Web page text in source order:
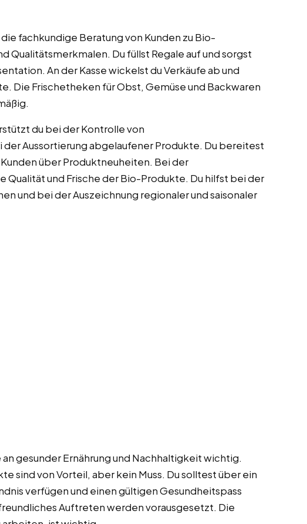
fachkundige Beratung von Kunden zu Bio-
Qualitätsmerkmalen. Du füllst Regale auf und sorgst
An der Kasse wickelst du Verkäufe ab und
Die Frischetheken für Obst, Gemüse und Backwaren
du bei der Kontrolle von
Aussortierung abgelaufener Produkte. Du bereitest
über Produktneuheiten. Bei der
Qualität und Frische der Bio-Produkte. Du hilfst bei der
und bei der Auszeichnung regionaler und saisonaler
gesunder Ernährung und Nachhaltigkeit wichtig.
sind von Vorteil, aber kein Muss. Du solltest über ein
verfügen und einen gültigen Gesundheitspass
Auftreten werden vorausgesetzt. Die